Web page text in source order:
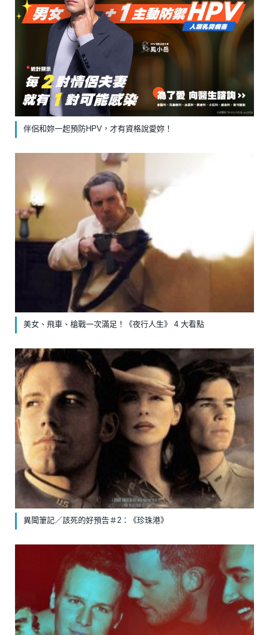
伴侶和妳一起預防HPV，才有資格說愛妳！
美女、飛車、槍戰一次滿足！《夜行人生》 4 大看點
異聞筆記／該死的好預告＃2：《珍珠港》